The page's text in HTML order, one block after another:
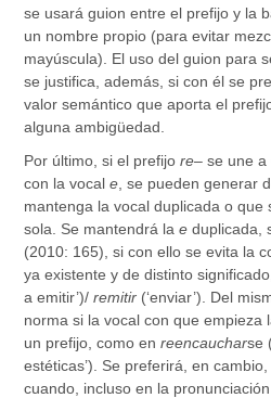
se usará guion entre el prefijo y la
un nombre propio (para evitar
mayúscula). El uso del guion para
se justifica, además, si con él se
valor semántico que aporta el
alguna ambigüedad.
Por último, si el prefijore– se une a
con la vocale , se pueden generar
mantenga la vocal duplicada o que
sola. Se mantendrá lae duplicada,
(2010: 165), si con ello se evita la
ya existente y de distinto
a emitir’)/remitir (‘enviar’). Del
norma si la vocal con que empieza
un prefijo, como enreencaucharse
estéticas’). Se preferirá, en
cuando, incluso en la